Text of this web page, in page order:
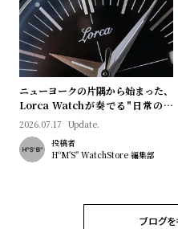
ニューヨークの片隅から始まった、
Lorca Watchが奏でる"日常のロ
マン"｜Brand Picks #08
2026.07.17 Update.
投稿者
HºM'S" WatchStore 編集部
ブログを